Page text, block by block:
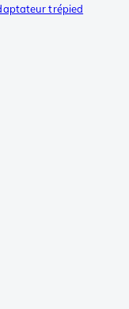
trépied